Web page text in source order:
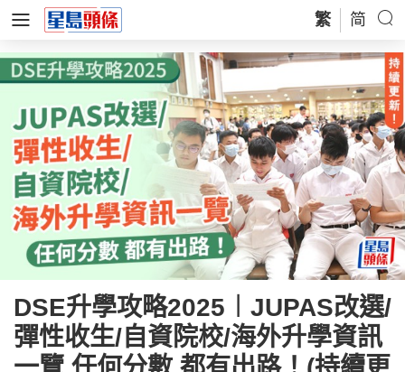
繁 简
DSE升學攻略2025︱JUPAS改選/
彈性收生/自資院校/海外升學資訊